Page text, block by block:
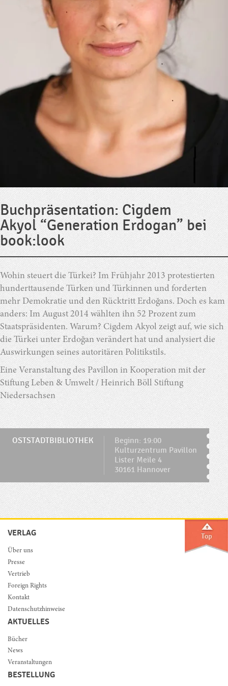
Buchpräsentation: Cigdem
Akyol “Generation Erdogan” bei
book:look
Wohin steuert die Türkei? Im Frühjahr 2013 protestierten
hunderttausende Türken und Türkinnen und forderten
mehr Demokratie und den Rücktritt Erdoğans. Doch es kam
anders: Im August 2014 wählten ihn 52 Prozent zum
Staatspräsidenten. Warum? Cigdem Akyol zeigt auf, wie sich
die Türkei unter Erdoğan verändert hat und analysiert die
Auswirkungen seines autoritären Politikstils.
Eine Veranstaltung des Pavillon in Kooperation mit der
Stiftung Leben & Umwelt / Heinrich Böll Stiftung
Niedersachsen
OSTSTADTBIBLIOTHEK
Beginn: 19:00
Kulturzentrum Pavillon
Lister Meile 4
30161 Hannover
VERLAG
Über uns
Presse
Vertrieb
Foreign Rights
Kontakt
Datenschutzhinweise
AKTUELLES
Bücher
News
Veranstaltungen
BESTELLUNG